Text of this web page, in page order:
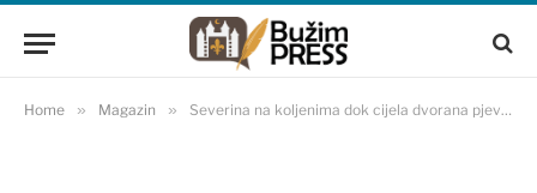
Home » Magazin » Severina na koljenima dok cijela dvorana pjeva njen hit